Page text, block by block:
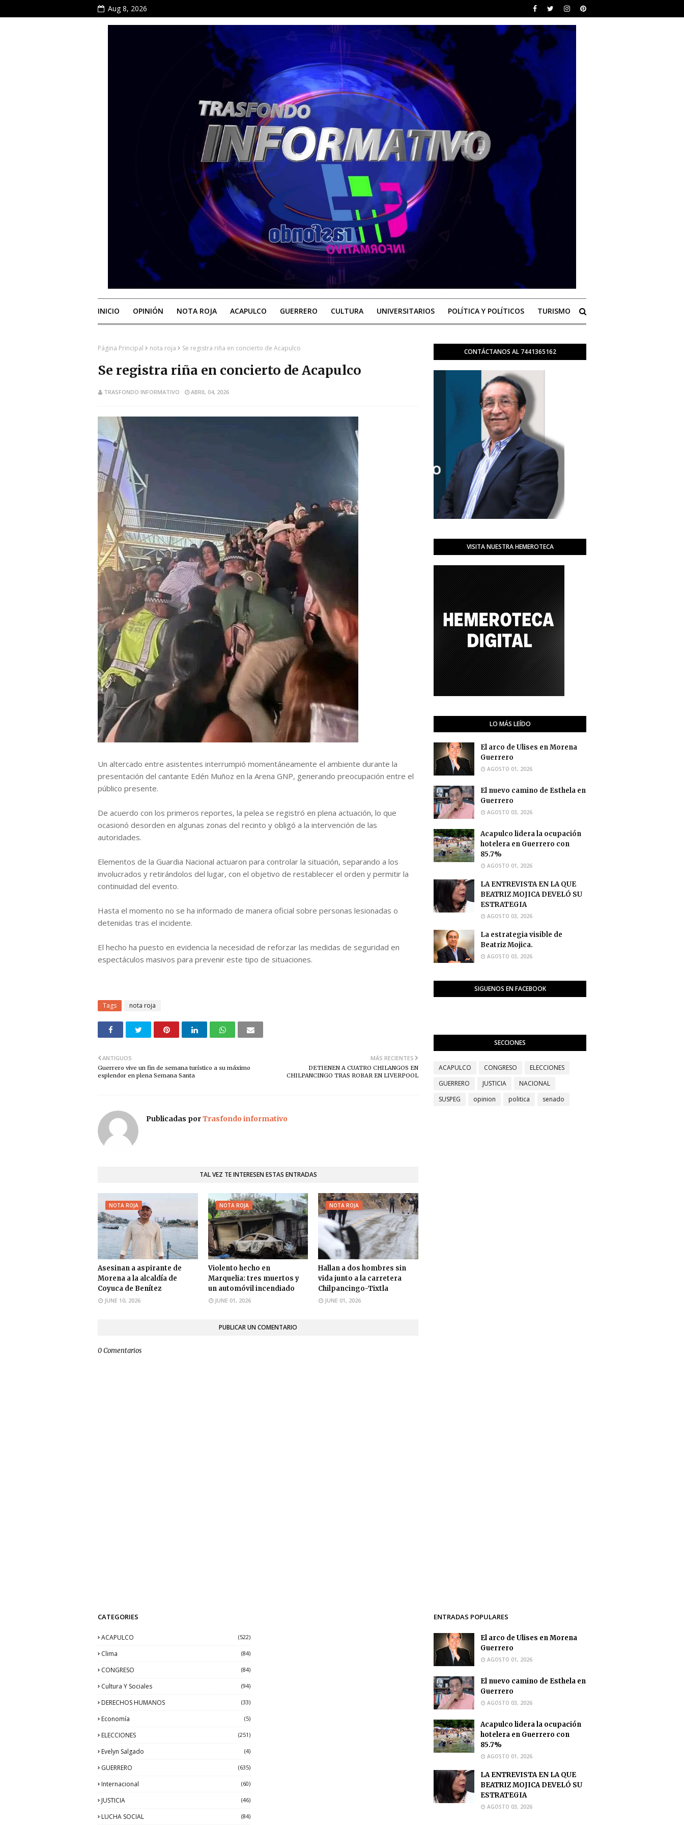
Aug 8, 2026
INICIO OPINIÓN NOTA ROJA ACAPULCO GUERRERO CULTURA UNIVERSITARIOS POLÍTICA Y POLÍTICOS TURISMO
Página Principal nota roja Se registra riña en concierto de Acapulco
Se registra riña en concierto de Acapulco
TRASFONDO INFORMATIVO ABRIL 04, 2026
Un altercado entre asistentes interrumpió momentáneamente el ambiente durante la
presentación del cantante Edén Muñoz en la Arena GNP, generando preocupación entre el
público presente.
De acuerdo con los primeros reportes, la pelea se registró en plena actuación, lo que
ocasionó desorden en algunas zonas del recinto y obligó a la intervención de las
autoridades.
Elementos de la Guardia Nacional actuaron para controlar la situación, separando a los
involucrados y retirándolos del lugar, con el objetivo de restablecer el orden y permitir la
continuidad del evento.
Hasta el momento no se ha informado de manera oficial sobre personas lesionadas o
detenidas tras el incidente.
El hecho ha puesto en evidencia la necesidad de reforzar las medidas de seguridad en
espectáculos masivos para prevenir este tipo de situaciones.
Tags nota roja
MÁS RECIENTES
DETIENEN A CUATRO CHILANGOS EN
CHILPANCINGO TRAS ROBAR EN LIVERPOOL
ANTIGUOS
Guerrero vive un fin de semana turístico a su máximo
esplendor en plena Semana Santa
Publicadas porTrasfondo informativo
TAL VEZ TE INTERESEN ESTAS ENTRADAS
NOTA ROJA
Asesinan a aspirante de
Morena a la alcaldía de
Coyuca de Benítez
JUNE 10, 2026
NOTA ROJA
Violento hecho en
Marquelia: tres muertos y
un automóvil incendiado
JUNE 01, 2026
NOTA ROJA
Hallan a dos hombres sin
vida junto a la carretera
Chilpancingo-Tixtla
JUNE 01, 2026
PUBLICAR UN COMENTARIO
0 Comentarios
CONTÁCTANOS AL 7441365162
VISITA NUESTRA HEMEROTECA
LO MÁS LEÍDO
El arco de Ulises en Morena
Guerrero
AGOSTO 01, 2026
El nuevo camino de Esthela en
Guerrero
AGOSTO 03, 2026
Acapulco lidera la ocupación
hotelera en Guerrero con
85.7%
AGOSTO 01, 2026
LA ENTREVISTA EN LA QUE
BEATRIZ MOJICA DEVELÓ SU
ESTRATEGIA
AGOSTO 03, 2026
La estrategia visible de
Beatriz Mojica.
AGOSTO 03, 2026
SIGUENOS EN FACEBOOK
SECCIONES
ACAPULCO CONGRESO
ELECCIONES
GUERRERO
JUSTICIA
NACIONAL
SUSPEG
opinion politica senado
CATEGORIES
ACAPULCO (522)
Clima (84)
CONGRESO (84)
Cultura Y Sociales (94)
DERECHOS HUMANOS (33)
Economía (5)
ELECCIONES (251)
Evelyn Salgado (4)
GUERRERO (635)
Internacional (60)
JUSTICIA (46)
LUCHA SOCIAL (84)
ENTRADAS POPULARES
El arco de Ulises en Morena
Guerrero
AGOSTO 01, 2026
El nuevo camino de Esthela en
Guerrero
AGOSTO 03, 2026
Acapulco lidera la ocupación
hotelera en Guerrero con
85.7%
AGOSTO 01, 2026
LA ENTREVISTA EN LA QUE
BEATRIZ MOJICA DEVELÓ SU
ESTRATEGIA
AGOSTO 03, 2026